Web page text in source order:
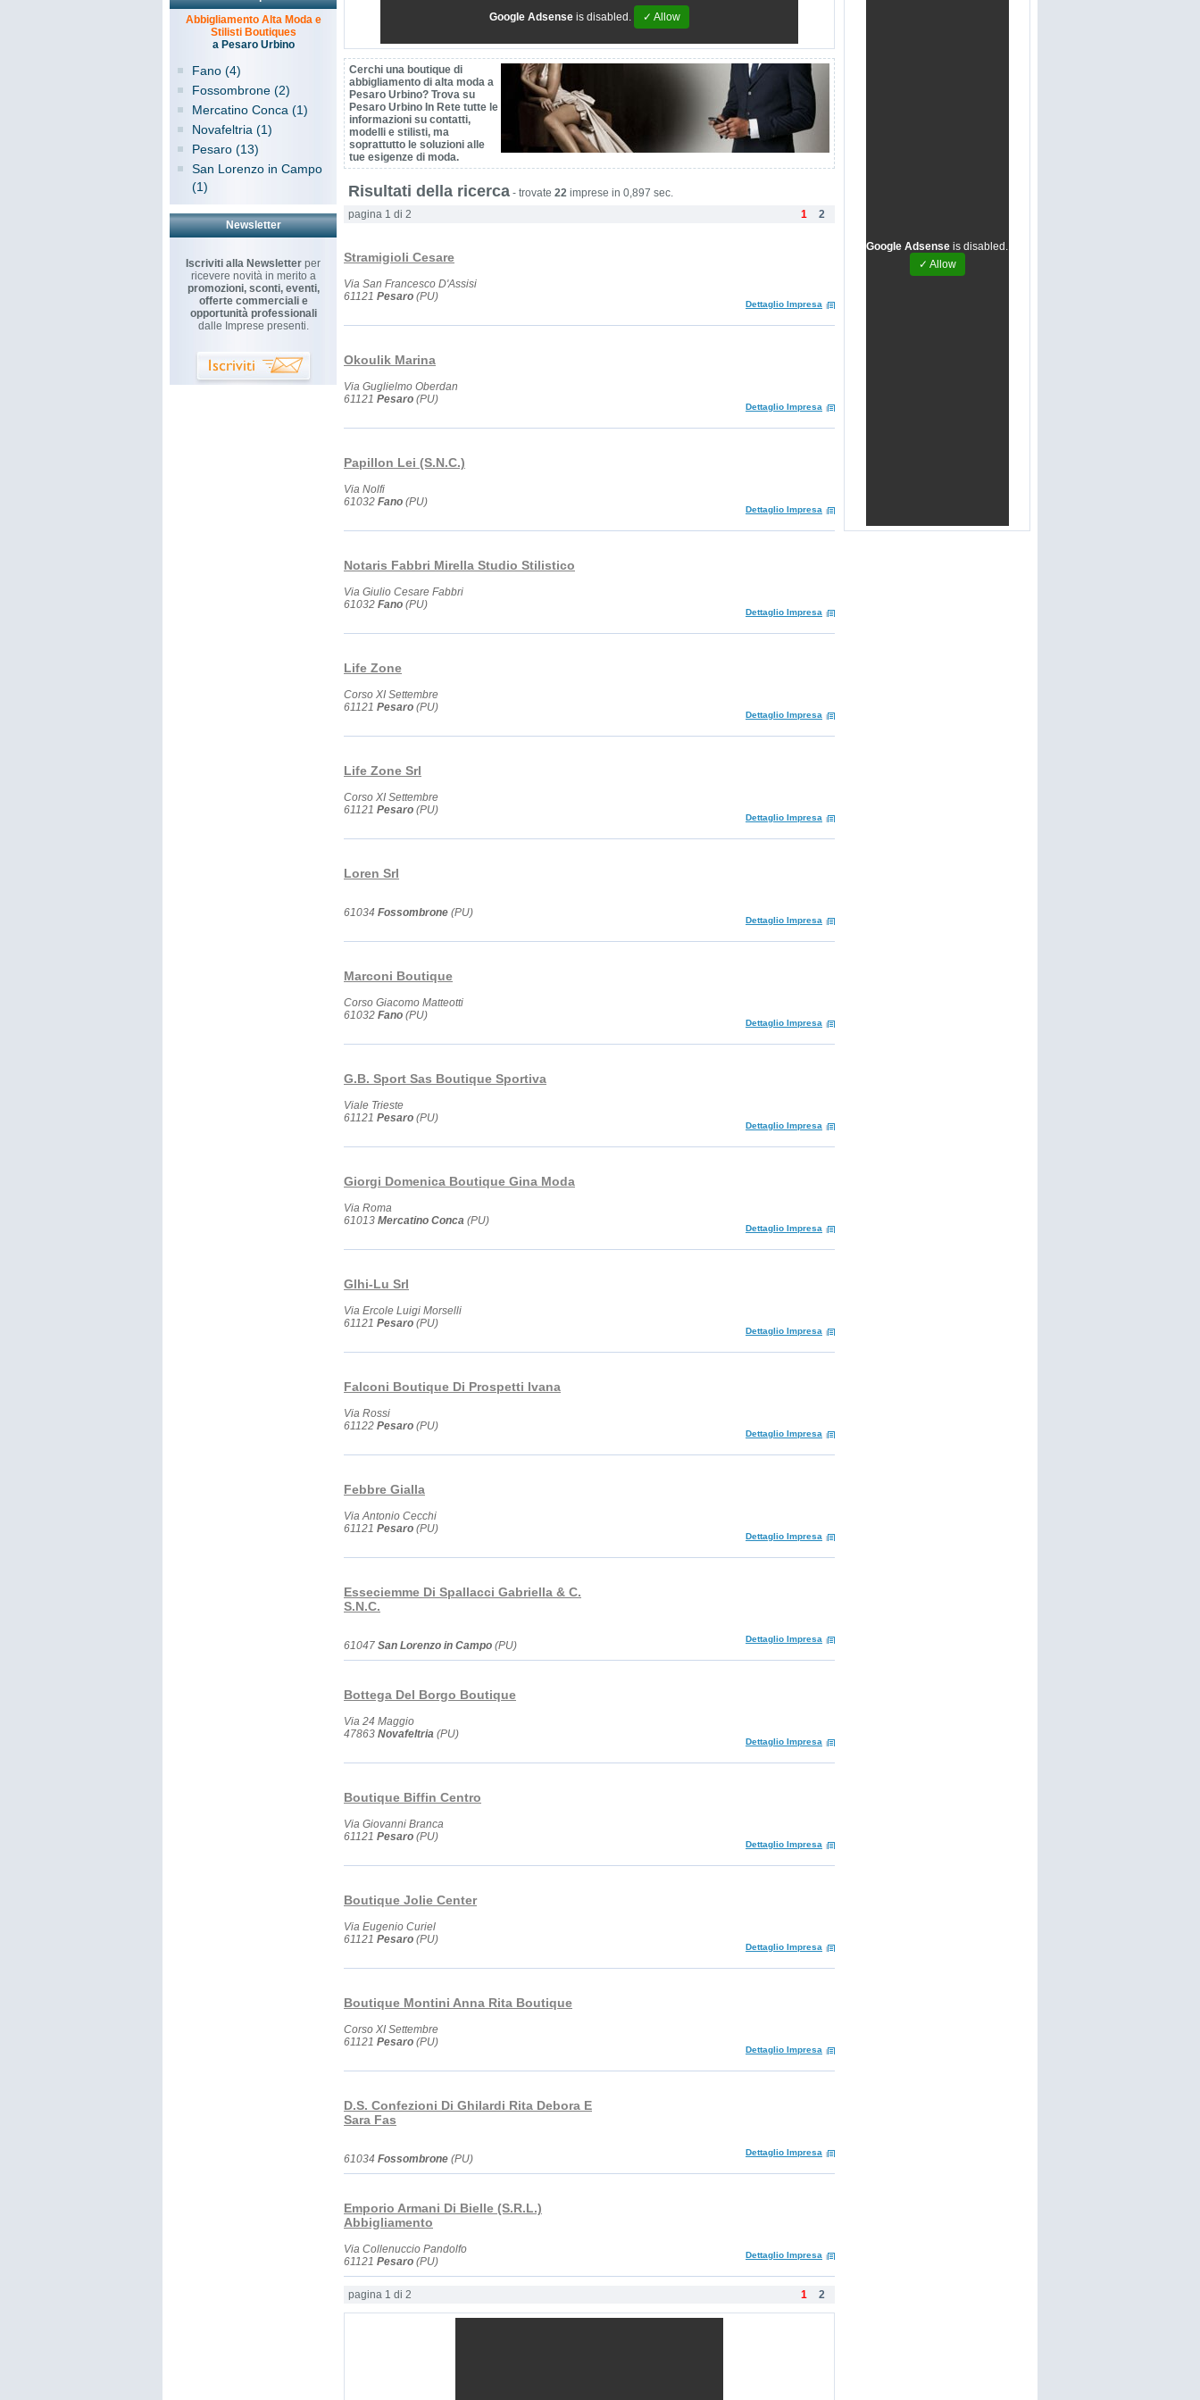
Abbigliamento Alta Moda e
Stilisti Boutiques
a Pesaro Urbino
Fano (4)
Fossombrone (2)
Mercatino Conca (1)
Novafeltria (1)
Pesaro (13)
San Lorenzo in Campo
(1)
Newsletter
Iscriviti alla Newsletter per
ricevere novità in merito a
promozioni, sconti, eventi,
offerte commerciali e
opportunità professionali
dalle Imprese presenti.
Google Adsense is disabled. ✓ Allow
Cerchi una boutique di
abbigliamento di alta moda a
Pesaro Urbino? Trova su
Pesaro Urbino In Rete tutte le
informazioni su contatti,
modelli e stilisti, ma
soprattutto le soluzioni alle
tue esigenze di moda.
Risultati della ricerca - trovate 22 imprese in 0,897 sec.
pagina 1 di 2
2
1
Stramigioli Cesare
Via San Francesco D'Assisi
61121 Pesaro (PU)
Dettaglio Impresa
Okoulik Marina
Via Guglielmo Oberdan
61121 Pesaro (PU)
Dettaglio Impresa
Papillon Lei (S.N.C.)
Via Nolfi
61032 Fano (PU)
Dettaglio Impresa
Notaris Fabbri Mirella Studio Stilistico
Via Giulio Cesare Fabbri
61032 Fano (PU)
Dettaglio Impresa
Life Zone
Corso XI Settembre
61121 Pesaro (PU)
Dettaglio Impresa
Life Zone Srl
Corso XI Settembre
61121 Pesaro (PU)
Dettaglio Impresa
Loren Srl
61034 Fossombrone (PU)
Dettaglio Impresa
Marconi Boutique
Corso Giacomo Matteotti
61032 Fano (PU)
Dettaglio Impresa
G.B. Sport Sas Boutique Sportiva
Viale Trieste
61121 Pesaro (PU)
Dettaglio Impresa
Giorgi Domenica Boutique Gina Moda
Via Roma
61013 Mercatino Conca (PU)
Dettaglio Impresa
Glhi-Lu Srl
Via Ercole Luigi Morselli
61121 Pesaro (PU)
Dettaglio Impresa
Falconi Boutique Di Prospetti Ivana
Via Rossi
61122 Pesaro (PU)
Dettaglio Impresa
Febbre Gialla
Via Antonio Cecchi
61121 Pesaro (PU)
Dettaglio Impresa
Esseciemme Di Spallacci Gabriella & C.
S.N.C.
61047 San Lorenzo in Campo (PU)
Dettaglio Impresa
Bottega Del Borgo Boutique
Via 24 Maggio
47863 Novafeltria (PU)
Dettaglio Impresa
Boutique Biffin Centro
Via Giovanni Branca
61121 Pesaro (PU)
Dettaglio Impresa
Boutique Jolie Center
Via Eugenio Curiel
61121 Pesaro (PU)
Dettaglio Impresa
Boutique Montini Anna Rita Boutique
Corso XI Settembre
61121 Pesaro (PU)
Dettaglio Impresa
D.S. Confezioni Di Ghilardi Rita Debora E
Sara Fas
61034 Fossombrone (PU)
Dettaglio Impresa
Emporio Armani Di Bielle (S.R.L.)
Abbigliamento
Via Collenuccio Pandolfo
61121 Pesaro (PU)
Dettaglio Impresa
pagina 1 di 2 2
1
Google Adsense is disabled.
✓ Allow